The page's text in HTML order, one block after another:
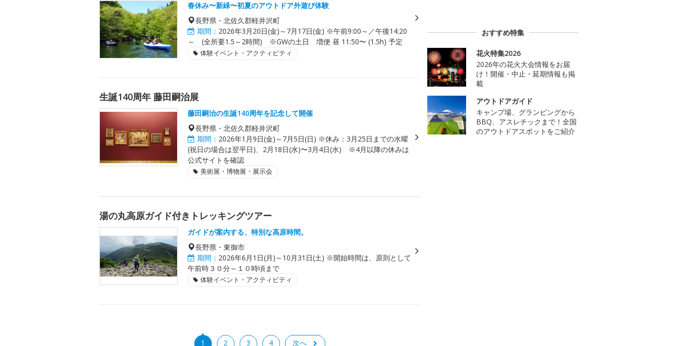
春休み〜新緑〜初夏のアウトドア外遊び体験
長野県・北佐久郡軽井沢町
期間： 2026年3月20日(金)～7月17日(金) ※午前9:00～／午後14:20
～ (全所要1.5～2時間) ※GWの土日 増便 昼 11:50〜 (1.5h) 予定
体験イベント・アクティビティ
生誕140周年 藤田嗣治展
藤田嗣治の生誕140周年を記念して開催
長野県・北佐久郡軽井沢町
期間： 2026年1月9日(金)～7月5日(日) ※休み：3月25日までの水曜
(祝日の場合は翌平日)、2月18日(水)〜3月4日(水) ※4月以降の休みは
公式サイトを確認
美術展・博物展・展示会
湯の丸高原ガイド付きトレッキングツアー
ガイドが案内する、特別な高原時間。
長野県・東御市
期間： 2026年6月1日(月)～10月31日(土) ※開始時間は、原則として
午前時３０分～１０時頃まで
体験イベント・アクティビティ
1 2 3 4 次へ
おすすめ特集
花火特集2026
2026年の花火大会情報をお届
け！開催・中止・延期情報も掲
載
アウトドアガイド
キャンプ場、グランピングから
BBQ、アスレチックまで！全国
のアウトドアスポットをご紹介